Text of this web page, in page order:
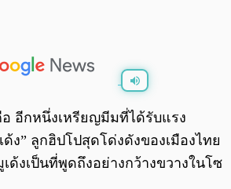
0:00
อ อีกหนึ่งเหรียญมีมที่ได้รับแรง
ง” ลูกฮิปโปสุดโด่งดังของเมืองไทย
ด้งเป็นที่พูดถึงอย่างกว้างขวางในโซ